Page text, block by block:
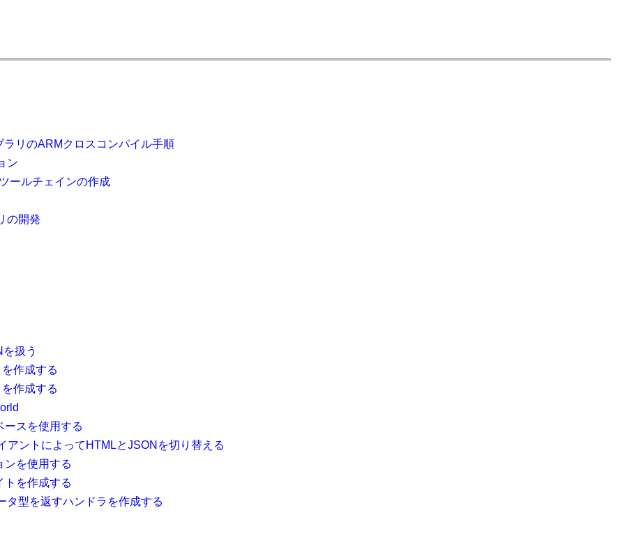
ラリのARMクロスコンパイル手順
ン
ールチェインの作成
の開発
扱う
作成する
作成する
ースを使用する
アントによってHTMLとJSONを切り替える
ンを使用する
トを作成する
タ型を返すハンドラを作成する